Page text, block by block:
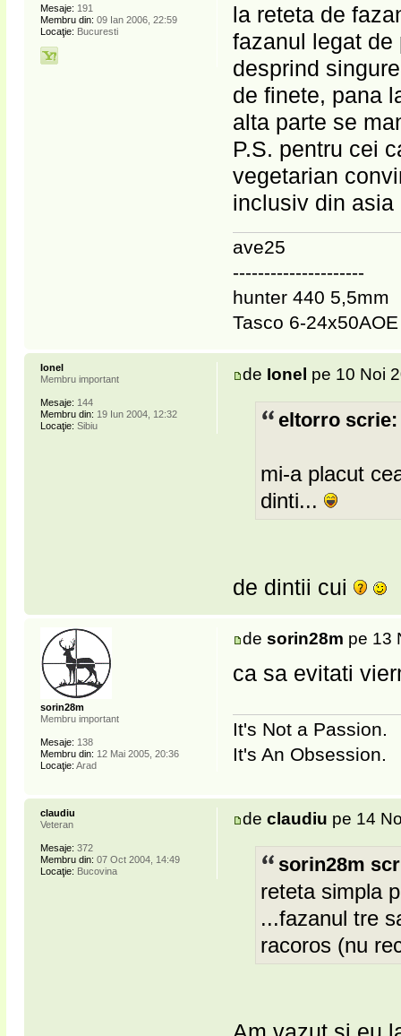
la reteta de
fazanul legat
desprind
de finete, pana
alta parte se
P.S. pentru cei
vegetarian
inclusiv din asia
ave25
---------------------
hunter 440 5,5mm
Tasco 6-24x50AOE
Mesaje: 191
Membru din: 09 Ian 2006, 22:59
Locaţie: Bucuresti
de Ionel pe 10 Noi
eltorro scrie:
mi-a placut
dinti...
de dintii cui
Ionel
Membru important
Mesaje: 144
Membru din: 19 Iun 2004, 12:32
Locaţie: Sibiu
desorin28m pe 13
ca sa evitati
It's Not a Passion.
It's An Obsession.
sorin28m
Membru important
Mesaje: 138
Membru din: 12 Mai 2005, 20:36
Locaţie: Arad
declaudiu pe 14
sorin28m
reteta simpla
...fazanul tre
racoros (nu
claudiu
Veteran
Mesaje: 372
Membru din: 07 Oct 2004, 14:49
Locaţie: Bucovina